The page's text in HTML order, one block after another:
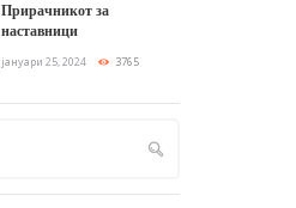
Прирачникот за
наставници
јануари 25, 2024 3765